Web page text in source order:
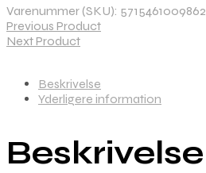
Varenummer (SKU): 5715461009862
Previous Product
Next Product
Beskrivelse
Yderligere information
Beskrivelse